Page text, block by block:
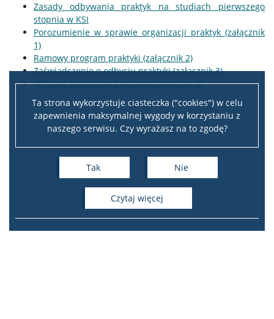
Ta strona wykorzystuje ciasteczka ("cookies") w celu
zapewnienia maksymalnej wygody w korzystaniu z
naszego serwisu. Czy wyrażasz na to zgodę?
Tak Nie
czytaj więcej
Zasady odbywania praktyk na studiach pierwszego
stopnia w KSI
Porozumienie w sprawie organizacji praktyk (załącznik
1)
Ramowy program praktyki (załącznik 2)
Zaświadczenie o odbyciu praktyki (załącznik 3)
Wniosek o zaliczenie praktyk (załącznik 4)